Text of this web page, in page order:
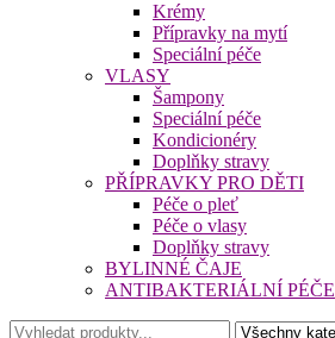
Krémy
Přípravky na mytí
Speciální péče
VLASY
Šampony
Speciální péče
Kondicionéry
Doplňky stravy
PŘÍPRAVKY PRO DĚTI
Péče o pleť
Péče o vlasy
Doplňky stravy
BYLINNÉ ČAJE
ANTIBAKTERIÁLNÍ PÉČE